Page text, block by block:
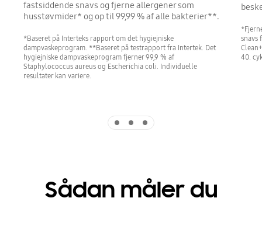
fastsiddende snavs og fjerne allergener som
husstøvmider* og op til 99,99 % af alle bakterier**.
*Baseret på Interteks rapport om det hygiejniske
dampvaskeprogram. **Baseret på testrapport fra Intertek. Det
hygiejniske dampvaskeprogram fjerner 99,9 % af
Staphylococcus aureus og Escherichia coli. Individuelle
resultater kan variere.
snavs
40.
Sådan måler du